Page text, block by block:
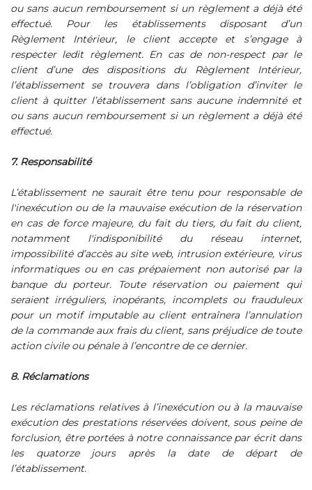
ou sans aucun remboursement si un règlement a déjà été
effectué. Pour les établissements disposant d’un
Règlement Intérieur, le client accepte et s’engage à
respecter ledit règlement. En cas de non-respect par le
client d’une des dispositions du Règlement Intérieur,
l’établissement se trouvera dans l’obligation d’inviter le
client à quitter l’établissement sans aucune indemnité et
ou sans aucun remboursement si un règlement a déjà été
effectué.
7. Responsabilité
L’établissement ne saurait être tenu pour responsable de
l'inexécution ou de la mauvaise exécution de la réservation
en cas de force majeure, du fait du tiers, du fait du client,
notamment l'indisponibilité du réseau internet,
impossibilité d’accès au site web, intrusion extérieure, virus
informatiques ou en cas prépaiement non autorisé par la
banque du porteur. Toute réservation ou paiement qui
seraient irréguliers, inopérants, incomplets ou frauduleux
pour un motif imputable au client entraînera l’annulation
de la commande aux frais du client, sans préjudice de toute
action civile ou pénale à l’encontre de ce dernier.
8. Réclamations
Les réclamations relatives à l’inexécution ou à la mauvaise
exécution des prestations réservées doivent, sous peine de
forclusion, être portées à notre connaissance par écrit dans
les quatorze jours après la date de départ de
l’établissement.